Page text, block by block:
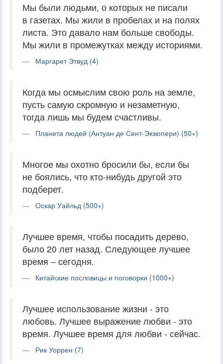
Мы были людьми, о которых не писали
в газетах. Мы жили в пробелах и на полях
листа. Это давало нам больше свободы.
Мы жили в промежутках между историями.
Маргарет Этвуд (4)
Когда мы осмыслим свою роль на земле,
пусть самую скромную и незаметную,
тогда лишь мы будем счастливы.
Планета людей (Антуан де Сент-Экзюпери) (50+)
Многое мы охотно бросили бы, если бы
не боялись, что кто-нибудь другой это
подберет.
Оскар Уайльд (500+)
Лучшее время, чтобы посадить дерево,
было 20 лет назад. Следующее лучшее
время – сегодня.
Китайские пословицы и поговорки (1000+)
Лучшее использование жизни - это
любовь. Лучшее выражение любви - это
время. Лучшее время для любви - сейчас.
Рик Уоррен (7)